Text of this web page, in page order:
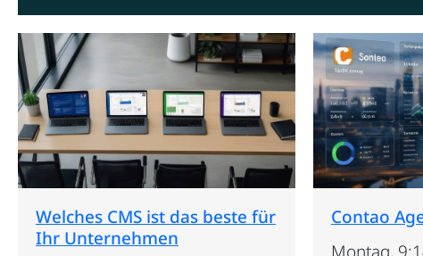
Welches CMS ist das beste für
Ihr Unternehmen
Contao
Montag,